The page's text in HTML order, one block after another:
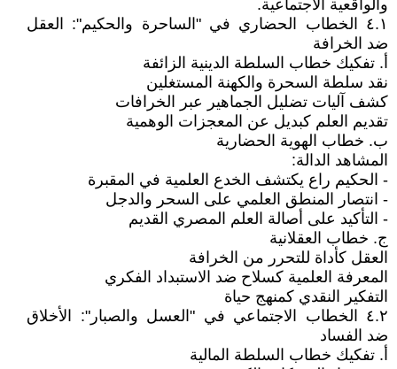
والواقعية الاجتماعية.
٤.١ الخطاب الحضاري في "الساحرة والحكيم": العقل
ضد الخرافة
أ. تفكيك خطاب السلطة الدينية الزائفة
نقد سلطة السحرة والكهنة المستغلين
كشف آليات تضليل الجماهير عبر الخرافات
تقديم العلم كبديل عن المعجزات الوهمية
ب. خطاب الهوية الحضارية
المشاهد الدالة:
- الحكيم راع يكتشف الخدع العلمية في المقبرة
- انتصار المنطق العلمي على السحر والدجل
- التأكيد على أصالة العلم المصري القديم
ج. خطاب العقلانية
العقل كأداة للتحرر من الخرافة
المعرفة العلمية كسلاح ضد الاستبداد الفكري
التفكير النقدي كمنهج حياة
٤.٢ الخطاب الاجتماعي في "العسل والصبار": الأخلاق
ضد الفساد
أ. تفكيك خطاب السلطة المالية